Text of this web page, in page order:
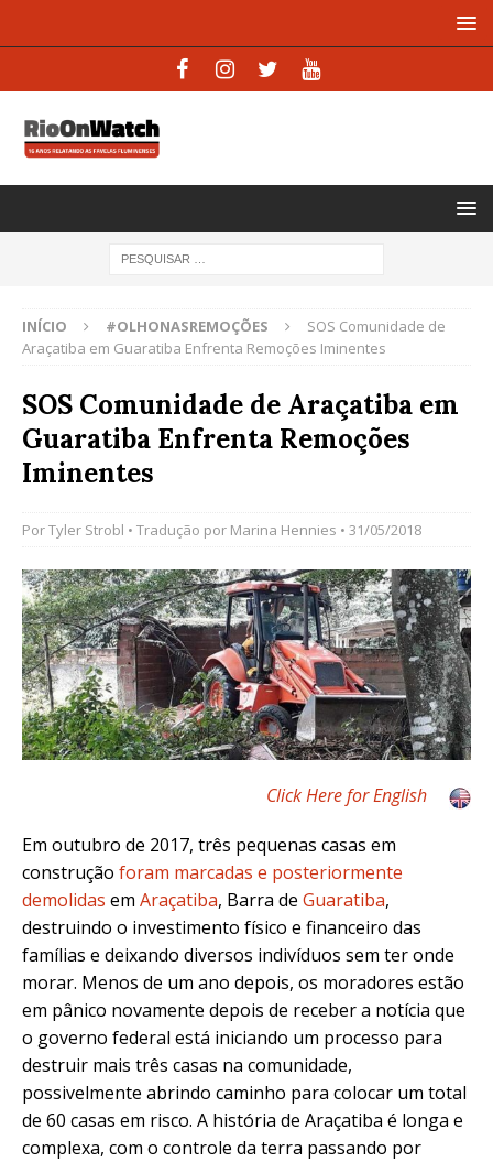
INÍCIO #OLHONASREMOÇÕES
SOS Comunidade de
Araçatiba em Guaratiba Enfrenta Remoções Iminentes
SOS Comunidade de Araçatiba em
Guaratiba Enfrenta Remoções
Iminentes
PorTyler Strobl • Tradução por Marina Hennies • 31/05/2018
Click Here for English
Em outubro de 2017, três pequenas casas em
construção foram marcadas e posteriormente
demolidas em Araçatiba, Barra de Guaratiba,
destruindo o investimento físico e financeiro das
famílias e deixando diversos indivíduos sem ter onde
morar. Menos de um ano depois, os moradores estão
em pânico novamente depois de receber a notícia que
o governo federal está iniciando um processo para
destruir mais três casas na comunidade,
possivelmente abrindo caminho para colocar um total
de 60 casas em risco. A história de Araçatiba é longa e
complexa, com o controle da terra passando por